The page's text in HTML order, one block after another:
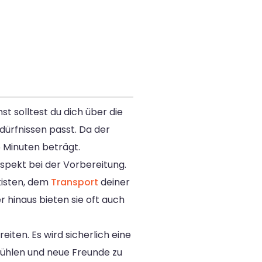
solltest du dich über die
passt. Da der
Minuten beträgt.
bei der Vorbereitung.
dem Transport deiner
hinaus bieten sie oft auch
Es wird sicherlich eine
und neue Freunde zu